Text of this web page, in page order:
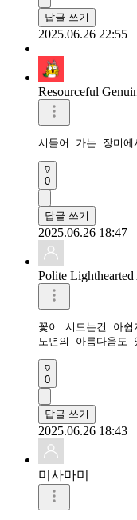
답글 쓰기
2025.06.26 22:55
Resourceful
시들어 가는 장미
0
답글 쓰기
2025.06.26 18:47
Polite Lighthearted
꽃이 시드는건 아쉽
노년의 아름다움도
0
답글 쓰기
2025.06.26 18:43
미사마미